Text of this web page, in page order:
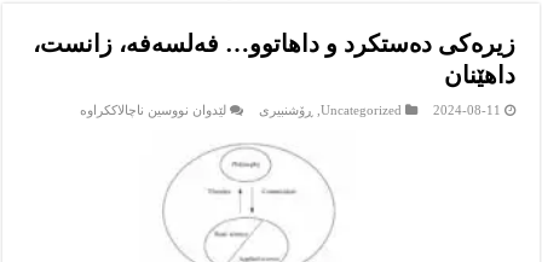
زیرەکی دەستکرد و داهاتوو… فەلسەفە، زانست،
داهێنان
2024-08-11
Uncategorized ڕۆشنبیرى لێدوان نووسین ناچالاککراوە